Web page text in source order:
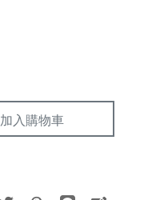
加入購物車